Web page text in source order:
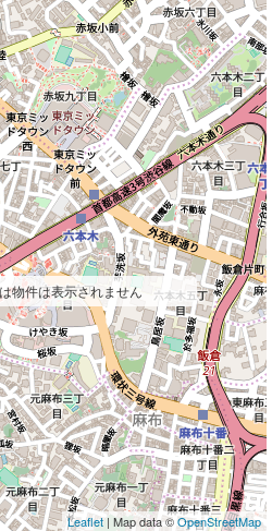
Leaflet| Map data ©OpenStreetMap
物件は表示されません